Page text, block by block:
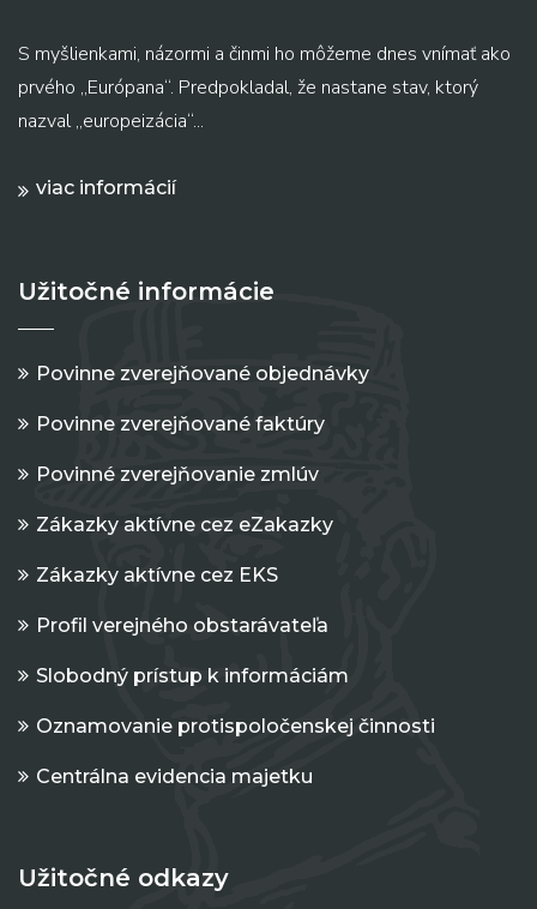
S myšlienkami, názormi a činmi ho môžeme dnes vnímať ako
prvého „Európana“. Predpokladal, že nastane stav, ktorý
nazval „europeizácia“...
viac informácií
Užitočné informácie
Povinne zverejňované objednávky
Povinne zverejňované faktúry
Povinné zverejňovanie zmlúv
Zákazky aktívne cez eZakazky
Zákazky aktívne cez EKS
Profil verejného obstarávateľa
Slobodný prístup k informáciám
Oznamovanie protispoločenskej činnosti
Centrálna evidencia majetku
Užitočné odkazy